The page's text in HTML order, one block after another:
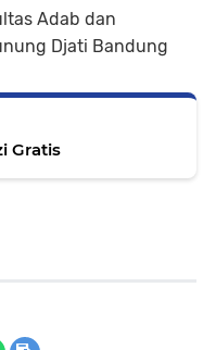
Adab dan
Djati Bandung
Gratis